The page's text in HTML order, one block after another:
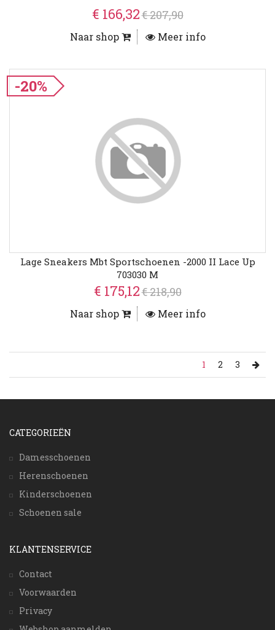
€ 166,32€ 207,90
Naar shop Meer info
-20%
Lage Sneakers Mbt Sportschoenen -2000 II Lace Up
703030 M
€ 175,12€ 218,90
Naar shop Meer info
1 2 3
CATEGORIEËN
Damesschoenen
Herenschoenen
Kinderschoenen
Schoenen sale
KLANTENSERVICE
Contact
Voorwaarden
Privacy